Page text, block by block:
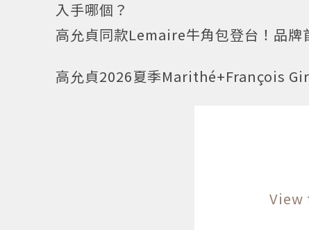
入手哪個？
高允貞同款Lemaire牛角包登台！品
高允貞2026夏季Marithé+François
View